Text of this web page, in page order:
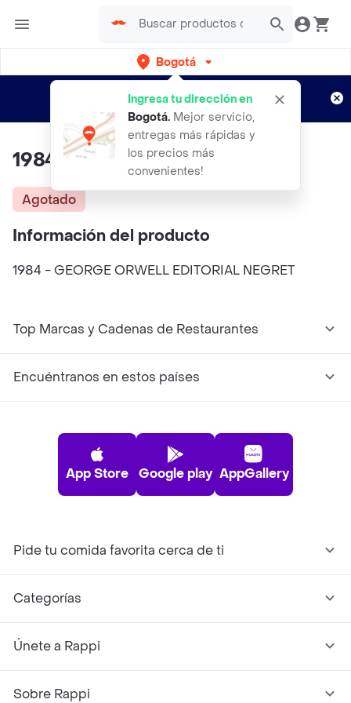
Bogotá
Ingresa tu dirección en
Bogotá. Mejor servicio,
entregas más rápidas y
los precios más
convenientes!
envíos gratis por semanas
Aplican TyC
1984 - GEORGE ORWELL
Agotado
Información del producto
1984 - GEORGE ORWELL EDITORIAL NEGRET
Top Marcas y Cadenas de Restaurantes
Encuéntranos en estos países
App Store Google play AppGallery
Pide tu comida favorita cerca de ti
Categorías
Únete a Rappi
Sobre Rappi